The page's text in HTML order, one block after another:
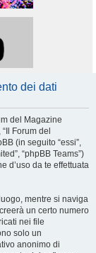
dei dati
del Magazine
Forum del
(in seguito “essi”,
“phpBB Teams”)
d’uso da te effettuata
mentre si naviga
un certo numero
nei file
solo un
anonimo di